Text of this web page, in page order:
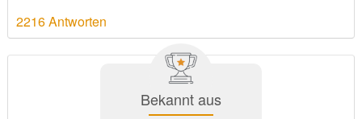
2216 Antworten
Bekannt aus